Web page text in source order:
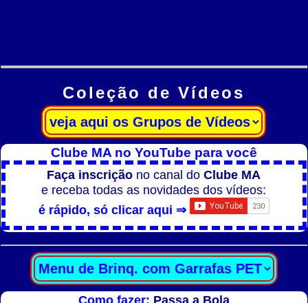
Coleção de Vídeos
Clube MA no YouTube para você
Faça inscrição no canal doClube MA
e receba todas as novidades dos vídeos:
é rápido, só clicar aqui ⇒
Como fazer: Passa a Bola